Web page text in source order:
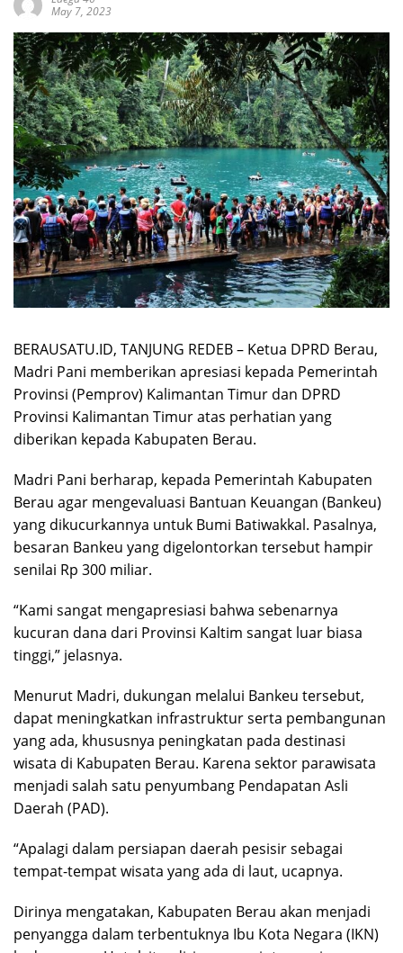
May 7, 2023
BERAUSATU.ID, TANJUNG REDEB – Ketua DPRD Berau,
Madri Pani memberikan apresiasi kepada Pemerintah
Provinsi (Pemprov) Kalimantan Timur dan DPRD
Provinsi Kalimantan Timur atas perhatian yang
diberikan kepada Kabupaten Berau.
Madri Pani berharap, kepada Pemerintah Kabupaten
Berau agar mengevaluasi Bantuan Keuangan (Bankeu)
yang dikucurkannya untuk Bumi Batiwakkal. Pasalnya,
besaran Bankeu yang digelontorkan tersebut hampir
senilai Rp 300 miliar.
“Kami sangat mengapresiasi bahwa sebenarnya
kucuran dana dari Provinsi Kaltim sangat luar biasa
tinggi,” jelasnya.
Menurut Madri, dukungan melalui Bankeu tersebut,
dapat meningkatkan infrastruktur serta pembangunan
yang ada, khususnya peningkatan pada destinasi
wisata di Kabupaten Berau. Karena sektor parawisata
menjadi salah satu penyumbang Pendapatan Asli
Daerah (PAD).
“Apalagi dalam persiapan daerah pesisir sebagai
tempat-tempat wisata yang ada di laut, ucapnya.
Dirinya mengatakan, Kabupaten Berau akan menjadi
penyangga dalam terbentuknya Ibu Kota Negara (IKN)